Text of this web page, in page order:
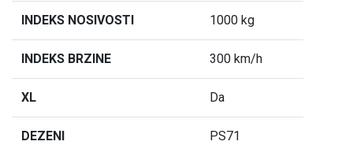
INDEKS NOSIVOSTI 1000 kg
INDEKS BRZINE 300 km/h
XL Da
DEZENI PS71